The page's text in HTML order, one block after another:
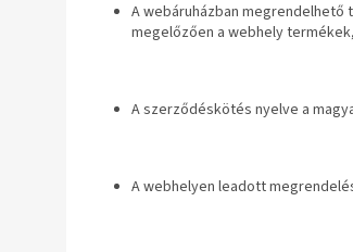
A webáruházban
megelőzően a webhely
A szerződéskötés nyelve a
A webhelyen leadott